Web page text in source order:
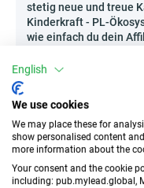
stetig neue und treue
Kinderkraft - PL-
wie einfach du dein
Wie kann man
In Zeiten eines
die Entwicklung des
Alltagslösungen für
Kinderkraft - PL eine
positionieren und
Besonders wirksam
English
We use cookies
We may place these for
show personalised content
more information about the
Your consent and the cookie
including: pub.mylead.global,